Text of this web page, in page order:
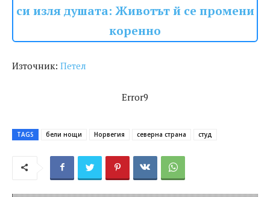
си изля душата: Животът й се промени
коренно
Източник: Петел
Error9
TAGS бели нощи Норвегия северна страна студ